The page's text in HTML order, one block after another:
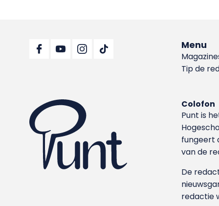
Menu
Tip de
Colofon
Punt is
fungeert
van de
De
redactie